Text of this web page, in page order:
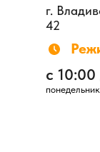
г.
42
с